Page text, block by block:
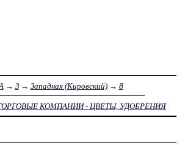
→ З→ Западная (Кировский)→ 8
КОМПАНИИ - ЦВЕТЫ, УДОБРЕНИЯ